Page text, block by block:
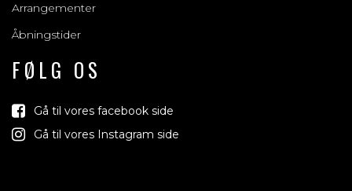
Arrangementer
Åbningstider
FØLG OS
Gå til vores facebook side
Gå til vores Instagram side